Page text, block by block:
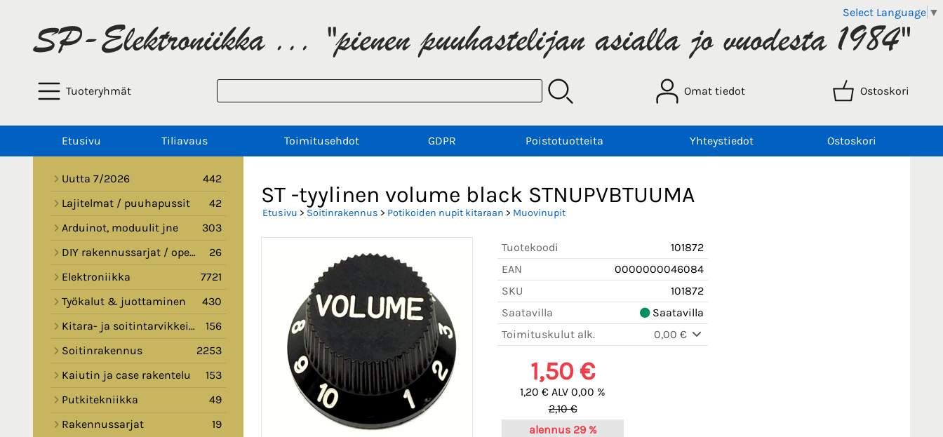
Select Language ▼
Tuoteryhmät Omat tiedot Ostoskori
Etusivu Tiliavaus Toimitusehdot GDPR Poistotuotteita Yhteystiedot Ostoskori
Uutta 7/2026
442
Lajitelmat / puuhapussit
42
Arduinot, moduulit jne
303
DIY rakennussarjat / opetussarjat
26
Elektroniikka
7721
Työkalut & juottaminen
430
Kitara- ja soitintarvikkeita
156
Soitinrakennus
2253
Kaiutin ja case rakentelu
153
Putkitekniikka
49
Rakennussarjat
19
ST -tyylinen volume black STNUPVBTUUMA
Etusivu > Soitinrakennus > Potikoiden nupit kitaraan > Muovinupit
Tuotekoodi
101872
EAN
0000000046084
SKU
101872
Saatavilla
Saatavilla
Toimituskulut alk.
0,00 €
1,50 €
1,20 € ALV 0,00 %
2,10 €
alennus 29 %